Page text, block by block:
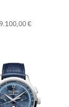
Reverso, Ref:
€